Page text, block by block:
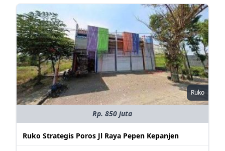
Ruko
Rp. 850 juta
Ruko Strategis Poros Jl Raya Pepen Kepanjen